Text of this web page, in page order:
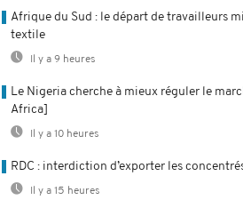
Afrique du Sud : le départ de travailleurs
textile
Il y a 9 heures
Le Nigeria cherche à mieux réguler le
Africa]
Il y a 10 heures
RDC : interdiction d’exporter les
Il y a 15 heures